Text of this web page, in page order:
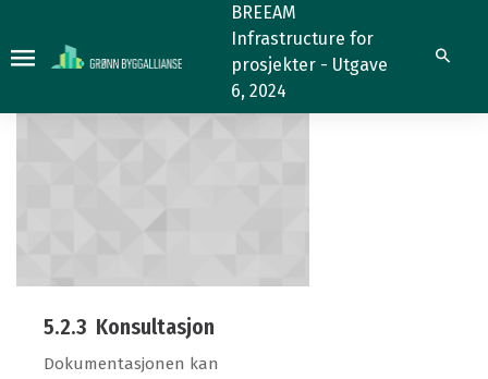
BREEAM
Infrastructure for
prosjekter - Utgave
6, 2024
Søk
5.2.3 Konsultasjon
Dokumentasjonen kan